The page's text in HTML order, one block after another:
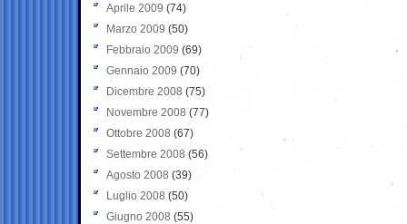
Aprile 2009 (74)
Marzo 2009 (50)
Febbraio 2009 (69)
Gennaio 2009 (70)
Dicembre 2008 (75)
Novembre 2008 (77)
Ottobre 2008 (67)
Settembre 2008 (56)
Agosto 2008 (39)
Luglio 2008 (50)
Giugno 2008 (55)